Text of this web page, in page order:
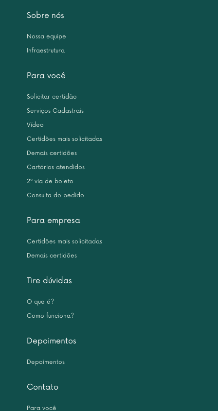
Sobre nós
Nossa equipe
Infraestrutura
Para você
Solicitar certidão
Serviços Cadastrais
Vídeo
Certidões mais solicitadas
Demais certidões
Cartórios atendidos
2ª via de boleto
Consulta do pedido
Para empresa
Certidões mais solicitadas
Demais certidões
Tire dúvidas
O que é?
Como funciona?
Depoimentos
Depoimentos
Contato
Para você